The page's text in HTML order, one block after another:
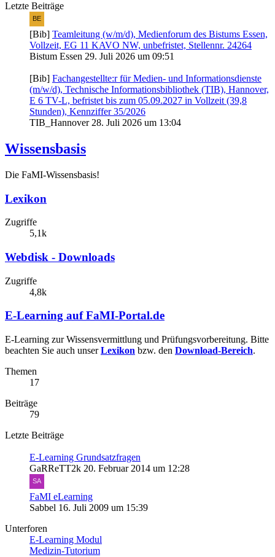
Letzte Beiträge
[Bib] Teamleitung (w/m/d), Medienforum des Bistums Essen,
Vollzeit, EG 11 KAVO NW, unbefristet, Stellennr. 24264
Bistum Essen 29. Juli 2026 um 09:51
[Bib] Fachangestellte:r für Medien- und Informationsdienste
(m/w/d), Technische Informationsbibliothek (TIB), Hannover,
E 6 TV-L, befristet bis zum 05.09.2027 in Vollzeit (39,8
Stunden), Kennziffer 35/2026
TIB_Hannover 28. Juli 2026 um 13:04
Wissensbasis
Die FaMI-Wissensbasis!
Lexikon
Zugriffe
5,1k
Webdisk - Downloads
Zugriffe
4,8k
E-Learning auf FaMI-Portal.de
E-Learning zur Wissensvermittlung und Prüfungsvorbereitung. Bitte
beachten Sie auch unserLexikon bzw. den Download-Bereich.
Themen
17
Beiträge
79
Letzte Beiträge
E-Learning Grundsatzfragen
GaRReTT2k 20. Februar 2014 um 12:28
FaMI eLearning
Sabbel 16. Juli 2009 um 15:39
Unterforen
E-Learning Modul
Medizin-Tutorium